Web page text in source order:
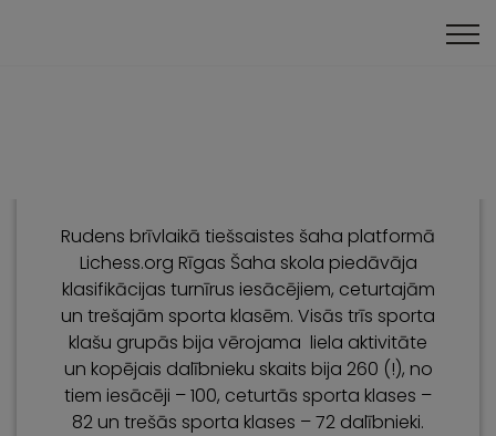
Rudens brīvlaikā tiešsaistes šaha platformā
Lichess.org Rīgas Šaha skola piedāvāja
klasifikācijas turnīrus iesācējiem, ceturtajām
un trešajām sporta klasēm. Visās trīs sporta
klašu grupās bija vērojama liela aktivitāte
un kopējais dalībnieku skaits bija 260 (!), no
tiem iesācēji – 100, ceturtās sporta klases –
82 un trešās sporta klases – 72 dalībnieki.